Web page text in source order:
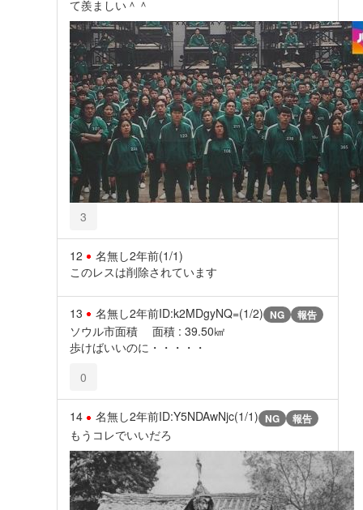
て羨ましい＾＾
3
12 名無し2年前(1/1)
このレスは削除されています
13 名無し2年前ID:k2MDgyNQ=(1/2) NG 報告
ソウル市面積 面積 : 39.50㎢
歩けばいいのに・・・・・
0
14 名無し2年前ID:Y5NDAwNjc(1/1) NG 報告
もうコレでいいだろ